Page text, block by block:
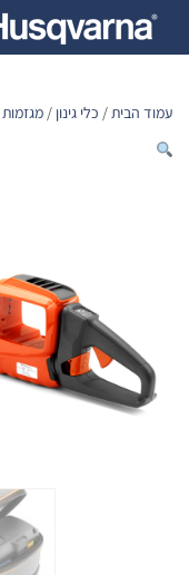
content
עמוד הבית/ כלי גינון / מגזמות